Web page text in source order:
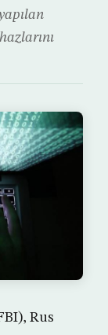
Rus